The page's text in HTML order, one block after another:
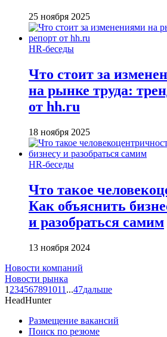
25 ноября 2025
HR-беседы
Что стоит за
на рынке труда:
от hh.ru
18 ноября 2025
HR-беседы
Что такое
Как объяснить
и разобраться самим
13 ноября 2024
Новости компаний
Новости рынка
1 234567891011 ...47дальше
HeadHunter
Размещение вакансий
Поиск по резюме